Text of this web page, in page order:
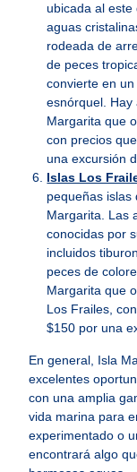
ubicada al
aguas
rodeada de
de peces
convierte en
esnórquel. Hay
Margarita que
con precios
una excursión
Islas Los
pequeñas islas
Margarita. Las
conocidas por
incluidos
peces de
Margarita que
Los Frailes,
$150 por una
En general, Isla
excelentes
con una amplia
vida marina para
experimentado o
encontrará algo